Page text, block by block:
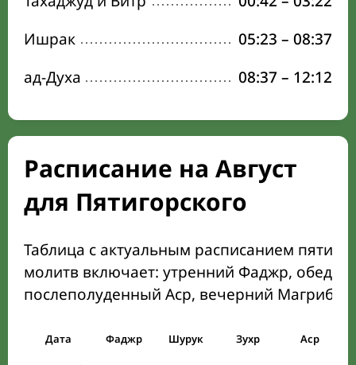
Ишрак
05:23 – 08:37
ад-Духа
08:37 – 12:12
Расписание на Август
для Пятигорского
Таблица с актуальным расписанием пяти
молитв включает: утренний Фаджр,
послеполуденный Аср, вечерний Магриб
Дата Фаджр Шурук Зухр Аср